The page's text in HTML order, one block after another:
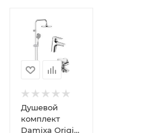
Минимальная
цена
24014.00
Реквизиты
Товар,
00-
01107940,
8
Душевой
комплект
Damixa Origin